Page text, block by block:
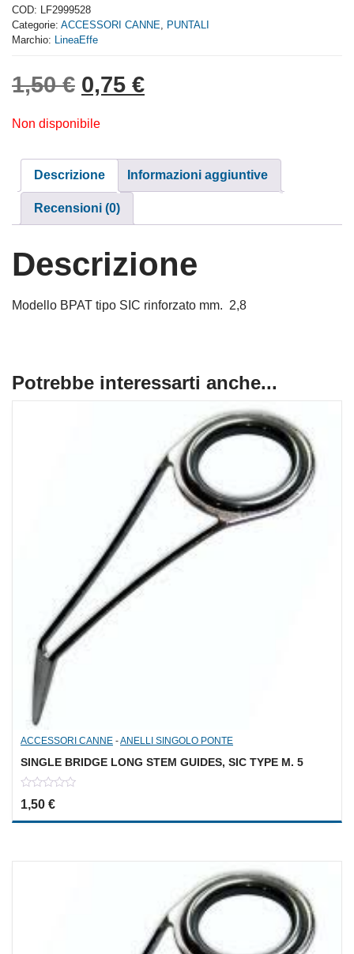
out
of
5
COD: LF2999528
Categorie: ACCESSORI CANNE, PUNTALI
Marchio: LineaEffe
1,50€ Il prezzo originale era:
0,75 €Il prezzo attuale è:
Non disponibile
Descrizione Informazioni aggiuntive
Recensioni (0)
Descrizione
Modello BPAT tipo SIC rinforzato mm. 2,8
Potrebbe interessarti anche...
ACCESSORI CANNE -ANELLI SINGOLO PONTE
SINGLE BRIDGE LONG STEM GUIDES, SIC TYPE M. 5
0
out
1,50 €